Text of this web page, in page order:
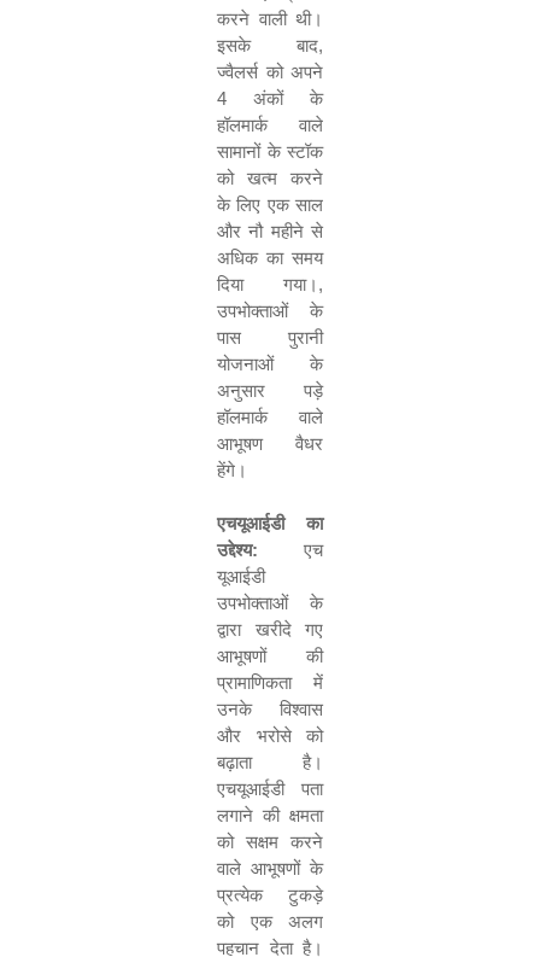
करने वाली थी।
इसके बाद,
ज्वैलर्स को अपने
4 अंकों के
हॉलमार्क वाले
सामानों के स्टॉक
को खत्म करने
के लिए एक साल
और नौ महीने से
अधिक का समय
दिया गया। ,
उपभोक्ताओं के
पास पुरानी
योजनाओं के
अनुसार पड़े
हॉलमार्क वाले
आभूषण वैधर
हेंगे।
एचयूआईडी
का
उद्देश्य: एच
यूआईडी
उपभोक्ताओं के
द्वारा खरीदे गए
आभूषणों की
प्रामाणिकता में
उनके विश्वास
और भरोसे को
बढ़ाता है।
एचयूआईडी पता
लगाने की क्षमता
को सक्षम करने
वाले आभूषणों के
प्रत्येक टुकड़े
को एक अलग
पहचान देता है।